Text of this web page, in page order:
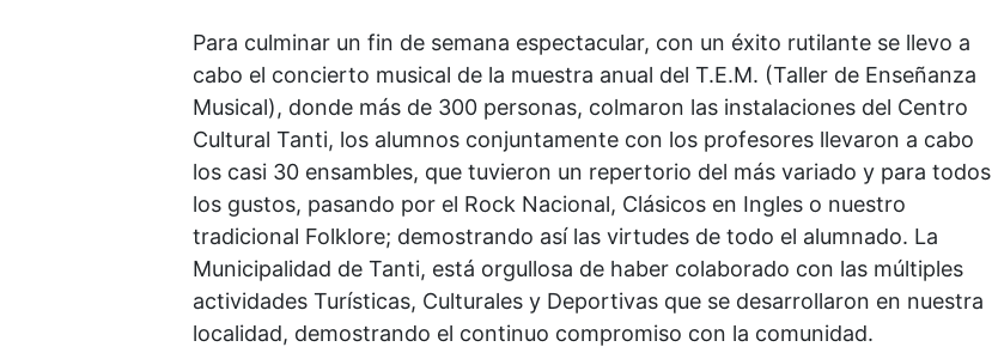
Para culminar un fin de semana espectacular, con un éxito rutilante se llevo a
cabo el concierto musical de la muestra anual del T.E.M. (Taller de Enseñanza
Musical), donde más de 300 personas, colmaron las instalaciones del Centro
Cultural Tanti, los alumnos conjuntamente con los profesores llevaron a cabo
los casi 30 ensambles, que tuvieron un repertorio del más variado y para todos
los gustos, pasando por el Rock Nacional, Clásicos en Ingles o nuestro
tradicional Folklore; demostrando así las virtudes de todo el alumnado. La
Municipalidad de Tanti, está orgullosa de haber colaborado con las múltiples
actividades Turísticas, Culturales y Deportivas que se desarrollaron en nuestra
localidad, demostrando el continuo compromiso con la comunidad.